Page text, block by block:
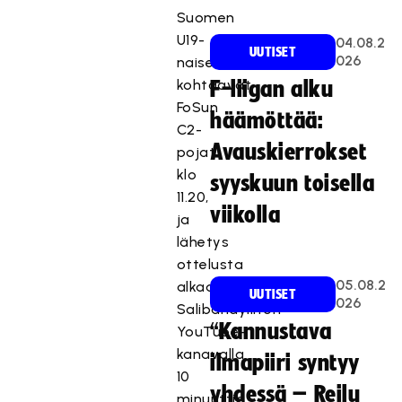
Suomen
U19-
naiset
kohtaavat
FoSun
C2-
pojat
klo
11.20,
ja
lähetys
ottelusta
alkaa
Salibandyliiton
YouTube-
kanavalla
10
UUTISET
04.08.2
026
F-liigan alku
häämöttää:
Avauskierrokset
syyskuun toisella
viikolla
UUTISET
05.08.2
026
“Kannustava
ilmapiiri syntyy
yhdessä – Reilu